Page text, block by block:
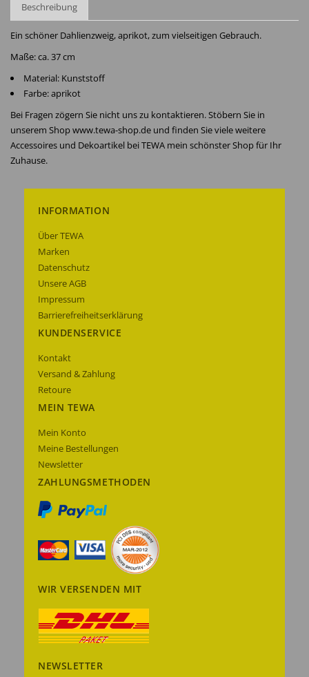
Beschreibung
Ein schöner Dahlienzweig, aprikot, zum vielseitigen Gebrauch.
Maße: ca. 37 cm
Material: Kunststoff
Farbe: aprikot
Bei Fragen zögern Sie nicht uns zu kontaktieren. Stöbern Sie in
unserem Shop www.tewa-shop.de und finden Sie viele weitere
Accessoires und Dekoartikel bei TEWA mein schönster Shop für Ihr
Zuhause.
INFORMATION
Über TEWA
Marken
Datenschutz
Unsere AGB
Impressum
Barrierefreiheitserklärung
KUNDENSERVICE
Kontakt
Versand & Zahlung
Retoure
MEIN TEWA
Mein Konto
Meine Bestellungen
Newsletter
ZAHLUNGSMETHODEN
WIR VERSENDEN MIT
NEWSLETTER